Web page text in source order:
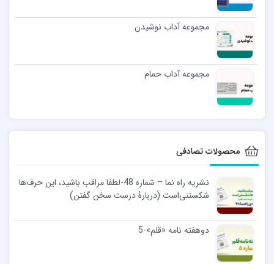
مجموعه آداب نوشیدن
مجموعه آداب حمام
محصولات تصادفی
نشریه راه نما – شماره 48-لطفا مراقب باشید، این حرف‌ها
شکستنی‌است (دربارۀ درست سخن گفتن)
دوهفته نامه «قلم»-5